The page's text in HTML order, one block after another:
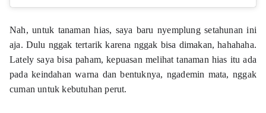
Nah, untuk tanaman hias, saya baru nyemplung setahunan ini
aja. Dulu nggak tertarik karena nggak bisa dimakan, hahahaha.
Lately saya bisa paham, kepuasan melihat tanaman hias itu ada
pada keindahan warna dan bentuknya, ngademin mata, nggak
cuman untuk kebutuhan perut.